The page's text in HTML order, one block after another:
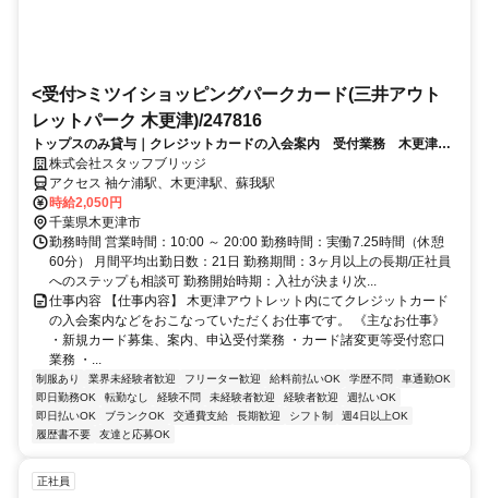
<受付>ミツイショッピングパークカード(三井アウト
レットパーク 木更津)/247816
トップスのみ貸与｜クレジットカードの入会案内 受付業務 木更津ア
ウトレット（週4日～可・未経験OK）
株式会社スタッフブリッジ
アクセス 袖ケ浦駅、木更津駅、蘇我駅
時給2,050円
千葉県木更津市
勤務時間 営業時間：10:00 ～ 20:00 勤務時間：実働7.25時間（休憩
60分） 月間平均出勤日数：21日 勤務期間：3ヶ月以上の長期/正社員
へのステップも相談可 勤務開始時期：入社が決まり次...
仕事内容 【仕事内容】 木更津アウトレット内にてクレジットカード
の入会案内などをおこなっていただくお仕事です。 《主なお仕事》
・新規カード募集、案内、申込受付業務 ・カード諸変更等受付窓口
業務 ・...
制服あり 業界未経験者歓迎 フリーター歓迎 給料前払いOK 学歴不問
車通勤OK
即日勤務OK
転勤なし 経験不問 未経験者歓迎 経験者歓迎
週払いOK
即日払いOK
ブランクOK 交通費支給 長期歓迎 シフト制
週4日以上OK
履歴書不要
友達と応募OK
正社員